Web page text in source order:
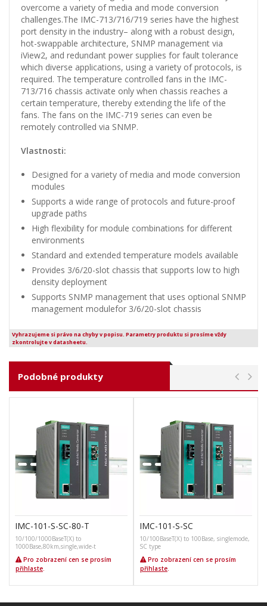
overcome a variety of media and mode conversion
challenges.The IMC-713/716/719 series have the highest
port density in the industry– along with a robust design,
hot-swappable architecture, SNMP management via
iView2, and redundant power supplies for fault tolerance
which diverse applications, using a variety of protocols, is
required. The temperature controlled fans in the IMC-
713/716 chassis activate only when chassis reaches a
certain temperature, thereby extending the life of the
fans. The fans on the IMC-719 series can even be
remotely controlled via SNMP.
Vlastnosti:
Designed for a variety of media and mode conversion
modules
Supports a wide range of protocols and future-proof
upgrade paths
High flexibility for module combinations for different
environments
Standard and extended temperature models available
Provides 3/6/20-slot chassis that supports low to high
density deployment
Supports SNMP management that uses optional SNMP
management modulefor 3/6/20-slot chassis
Vyhrazujeme si právo na chyby v popisu. Parametry produktu si prosíme vždy
zkontrolujte v datasheetu.
Podobné produkty
IMC-101-S-SC-80-T
10/100/1000BaseT(X) to
1000Base,80km,single,wide-t
Pro zobrazení cen se prosím
přihlaste.
IMC-101-S-SC
10/100BaseT(X) to 100Base, singlemode,
SC type
Pro zobrazení cen se prosím
přihlaste.